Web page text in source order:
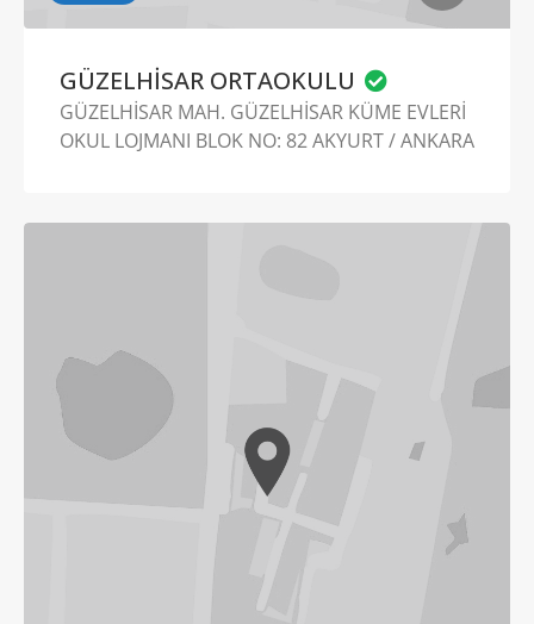
GÜZELHİSAR ORTAOKULU
GÜZELHİSAR MAH. GÜZELHİSAR KÜME EVLERİ
OKUL LOJMANI BLOK NO: 82 AKYURT / ANKARA